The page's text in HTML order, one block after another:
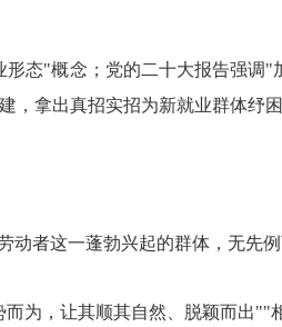
态"概念；党的二十大报告强调
，拿出真招实招为新就业群体
动者这一蓬勃兴起的群体，无先
为，让其顺其自然、脱颖而出""